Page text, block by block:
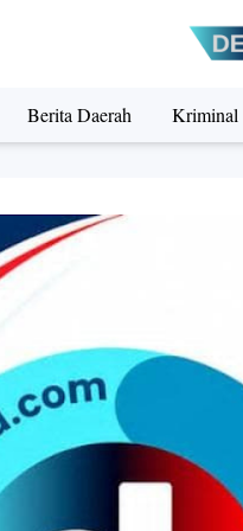
Berita Daerah Kriminal